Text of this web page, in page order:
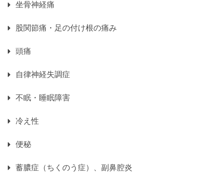
坐骨神経痛
股関節痛・足の付け根の痛み
頭痛
自律神経失調症
不眠・睡眠障害
冷え性
便秘
蓄膿症（ちくのう症）、副鼻腔炎